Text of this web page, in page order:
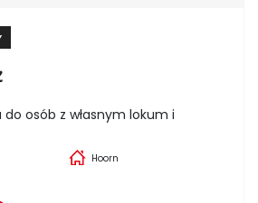
osób z własnym lokum i
Hoorn